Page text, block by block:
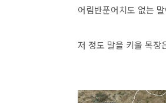
어림반푼어치도 없는
저 정도 말을 키울 목장